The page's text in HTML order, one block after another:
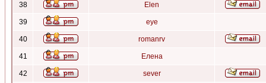
38 Elen
39 eye
40 romanrv
41 Елена
42 sever